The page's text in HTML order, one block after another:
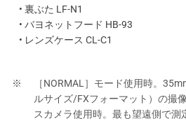
• 裏ぶた LF-N1
• バヨネットフード HB-93
• レンズケース CL-C1
［NORMAL］モード使用時。
ルサイズ/FXフォーマット）の撮
スカメラ使用時。最も望遠側で測